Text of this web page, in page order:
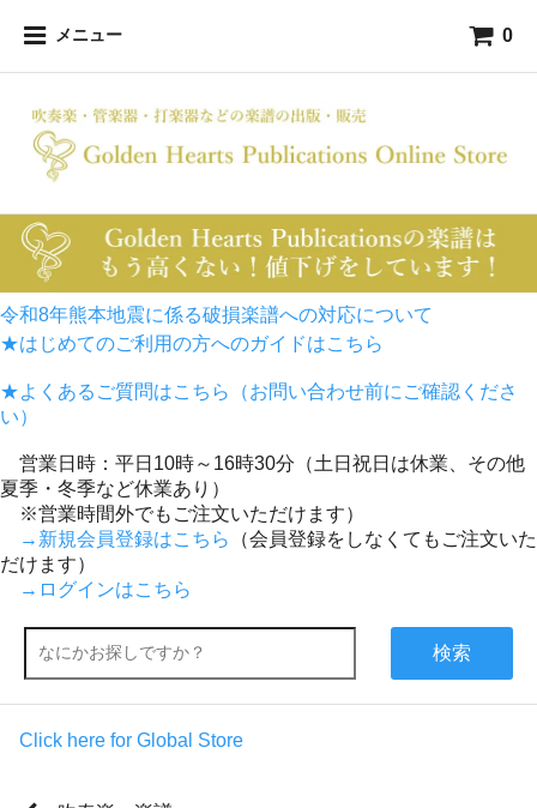
メニュー 0
令和8年熊本地震に係る破損楽譜への対応について
★はじめてのご利用の方へのガイドはこちら
★よくあるご質問はこちら（お問い合わせ前にご確認くださ
い）
営業日時：平日10時～16時30分（土日祝日は休業、その他
夏季・冬季など休業あり）
※営業時間外でもご注文いただけます）
→新規会員登録はこちら
（会員登録をしなくてもご注文いた
だけます）
→ログインはこちら
検索
Click here for Global Store